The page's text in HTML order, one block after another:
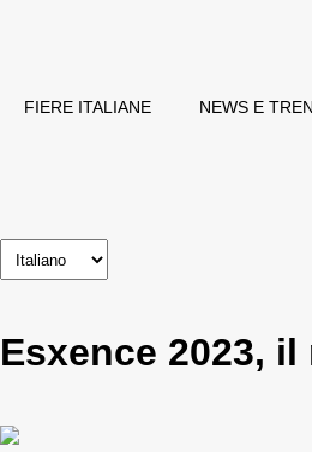
FIERE ITALIANE NEWS E
Esxence 2023,